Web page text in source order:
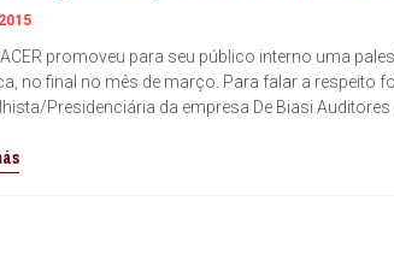
promoveu para seu público interno uma
no final no mês de março. Para falar a respeito
Presidenciária da empresa De Biasi